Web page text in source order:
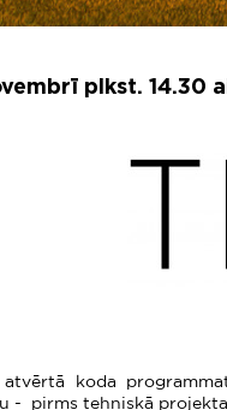
plkst. 14.30
atvērtā koda
- pirms tehniskā